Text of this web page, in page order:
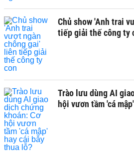
Chủ show 'Anh trai
tiếp giải thế công ty
Trào lưu dùng AI
hội vươn tầm 'cá